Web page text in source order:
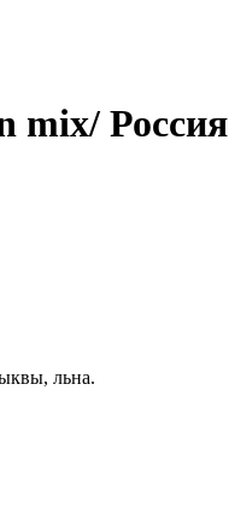
mix/ Россия
льна.